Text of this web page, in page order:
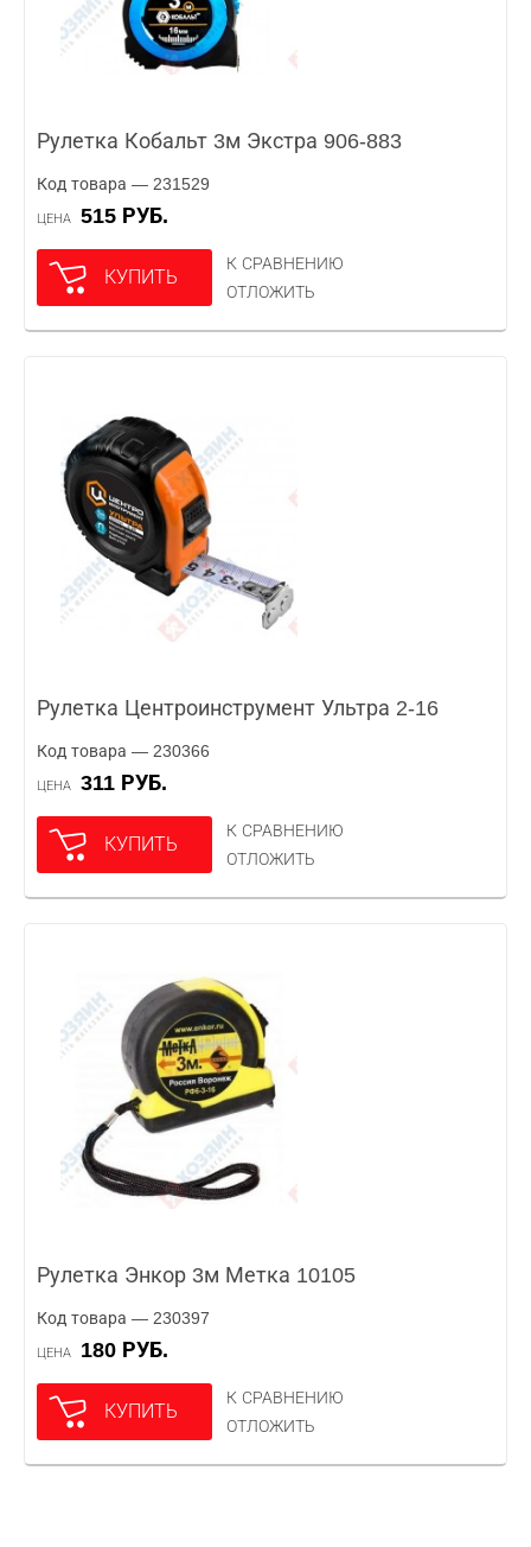
Рулетка Кобальт 3м Экстра 906-883
Код товара — 231529
ЦЕНА 515 РУБ.
КУПИТЬ
К СРАВНЕНИЮ
ОТЛОЖИТЬ
Рулетка Центроинструмент Ультра 2-16
Код товара — 230366
ЦЕНА 311 РУБ.
КУПИТЬ
К СРАВНЕНИЮ
ОТЛОЖИТЬ
Рулетка Энкор 3м Метка 10105
Код товара — 230397
ЦЕНА 180 РУБ.
КУПИТЬ
К СРАВНЕНИЮ
ОТЛОЖИТЬ